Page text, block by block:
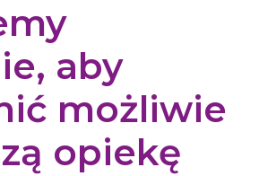
aby
możliwie
opiekę